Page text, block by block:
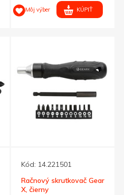
Môj výber KÚPIŤ
Kód: 14.221501
Račnový skrutkovač Gear
X, čierny